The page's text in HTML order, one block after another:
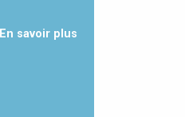
En savoir plus